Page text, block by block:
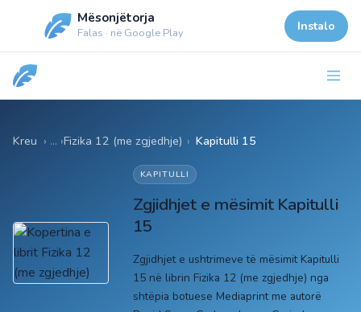
Mësonjëtorja
Falas · në Google Play Instalo
Kreu Fizika 12 (me zgjedhje) › Kapitulli 15
KAPITULLI
Zgjidhjet e mësimit Kapitulli
15
Zgjidhjet e ushtrimeve të mësimit Kapitulli
15 në librin Fizika 12 (me zgjedhje) nga
shtëpia botuese Mediaprint me autorë